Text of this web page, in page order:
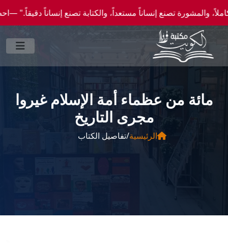
تصنع إنساناً مستعداً، والكتابة تصنع إنساناً دقيقاً." —احصل علي عروض وخصومات
مائة من عظماء أمة الإسلام غيروا
مجرى التاريخ
الرئيسية/تفاصيل الكتاب